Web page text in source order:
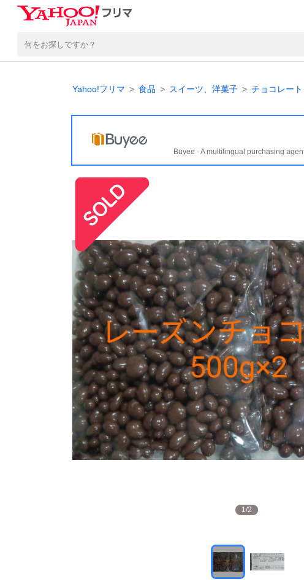
Yahoo!フリマ 食品 スイーツ、洋菓子 チョコレート
Buyee - A multilingual purchasing
1/2